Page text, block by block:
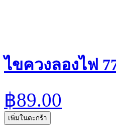
ไขควงลองไฟ
฿89.00
เพิ่มในตะกร้า